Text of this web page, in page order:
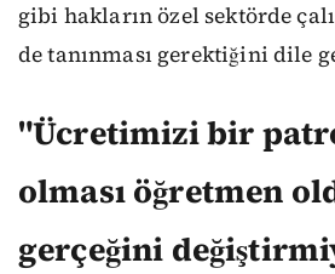
gibi hakların özel sektörde
de tanınması gerektiğini dile
"Ücretimizi bir
olması öğretmen
gerçeğini